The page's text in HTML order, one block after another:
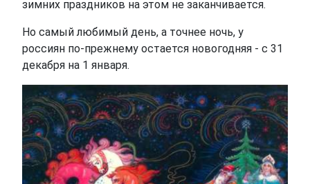
зимних праздников на этом не заканчивается.
Но самый любимый день, а точнее ночь, у
россиян по-прежнему остается новогодняя - с 31
декабря на 1 января.